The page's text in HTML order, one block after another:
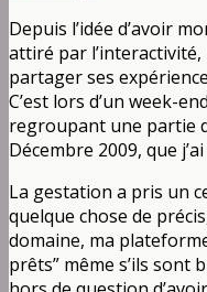
Depuis l’idée d’avoir
attiré par
partager ses
C’est lors d’un week-
regroupant une partie
Décembre 2009, que
La gestation a pris un
quelque chose de
domaine, ma
prêts” même s’ils sont